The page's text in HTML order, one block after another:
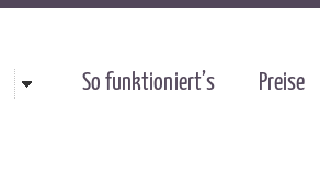
So funktioniert’s Preise